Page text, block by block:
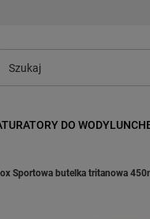
DO WODY
Sportowa butelka tritanowa